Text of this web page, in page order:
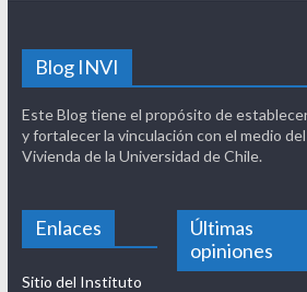
Blog INVI
Este Blog tiene el propósito de
y fortalecer la vinculación con el medio
Vivienda de la Universidad de Chile.
Enlaces
Sitio del Instituto
Últimas
opiniones